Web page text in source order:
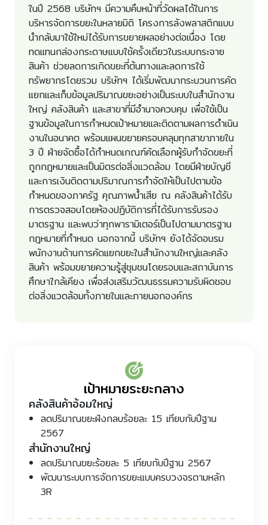
ในปี 2568 บริษัทฯ มีความคืบหน้าที่วัดผลได้ในการ
บริหารจัดการขยะในหลายมิติ โครงการลังพลาสติกแบบ
นำกลับมาใช้ใหม่ได้รับการขยายผลอย่างต่อเนื่อง โดย
ทดแทนกล่องกระดาษแบบใช้ครั้งเดียวในระบบกระจาย
สินค้า ช่วยลดการเกิดขยะที่ต้นทางและลดการใช้
ทรัพยากรโดยรวม บริษัทฯ ได้เริ่มพัฒนากระบวนการคัด
แยกและเก็บข้อมูลปริมาณขยะอย่างเป็นระบบในสำนักงาน
ใหญ่ คลังสินค้า และสาขาที่มีอำนาจควบคุม เพื่อใช้เป็น
ฐานข้อมูลในการกำหนดเป้าหมายและติดตามผลการดำเนิน
งานในอนาคต พร้อมแผนขยายครอบคลุมทุกสาขาภายใน
3 ปี ฝ่ายจัดซื้อได้กำหนดเกณฑ์คัดเลือกผู้รับกำจัดขยะที่
ถูกกฎหมายและเป็นมิตรต่อสิ่งแวดล้อม โดยมีฝ่ายบัญชี
และการเงินติดตามปริมาณการกำจัดให้เป็นไปตามข้อ
กำหนดของภาครัฐ คุณภาพน้ำเสีย ณ คลังสินค้าได้รับ
การตรวจสอบโดยห้องปฏิบัติการที่ได้รับการรับรอง
มาตรฐาน และพบว่าทุกพารามิเตอร์เป็นไปตามมาตรฐาน
กฎหมายที่กำหนด นอกจากนี้ บริษัทฯ ยังได้จัดอบรม
พนักงานด้านการคัดแยกขยะในสำนักงานใหญ่และคลัง
สินค้า พร้อมขยายความรู้สู่ชุมชนโดยรอบและสถาบันการ
ศึกษาใกล้เคียง เพื่อส่งเสริมวัฒนธรรมความรับผิดชอบ
ต่อสิ่งแวดล้อมทั้งภายในและภายนอกองค์กร
เป้าหมายระยะกลาง
คลังสินค้าอ้อมใหญ่
ลดปริมาณขยะฝังกลบร้อยละ 15 เทียบกับปีฐาน
2567
สำนักงานใหญ่
ลดปริมาณขยะร้อยละ 5 เทียบกับปีฐาน 2567
พัฒนาระบบการจัดการขยะแบบครบวงจรตามหลัก
3R